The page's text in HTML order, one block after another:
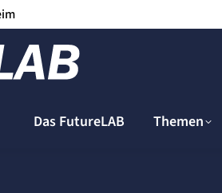
Das FutureLAB Themen